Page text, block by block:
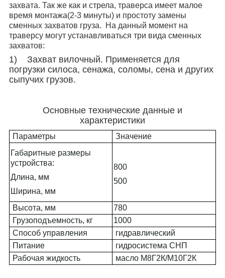
захвата. Так же как и стрела, траверса имеет малое
время монтажа(2-3 минуты) и простоту замены
сменных захватов груза. На данный момент на
траверсу могут устанавливаться три вида сменных
захватов:
1) Захват вилочный. Применяется для
погрузки силоса, сенажа, соломы, сена и других
сыпучих грузов.
Основные технические данные и
характеристики
Параметры
Значение
Габаритные размеры
устройства:
Длина, мм
Ширина, мм
800
500
Высота, мм
780
Грузоподъемность, кг
1000
Способ управления
гидравлический
Питание
гидросистема СНП
Рабочая жидкость
масло М8Г2К/М10Г2К